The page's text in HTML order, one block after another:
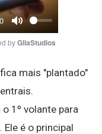
Mute
by GliaStudios
mais "plantado"
1º volante para
é o principal